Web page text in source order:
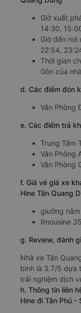
Giờ xuất
14:30,
Giờ đến nơi
22:54,
Thời gian
Gòn của
d. Các điểm đón
Văn Phòng
e. Các điểm trả
Trung Tâm
Văn Phòng
Văn Phòng
f. Giá vé giá xe
Hine Tân Quang
giường
limousine
g. Review, đánh
Nhà xe Tân
bình là 3.7/5 dựa
trải nghiệm dịch
h. Thông tin liên
Hine đi Tân Phú -